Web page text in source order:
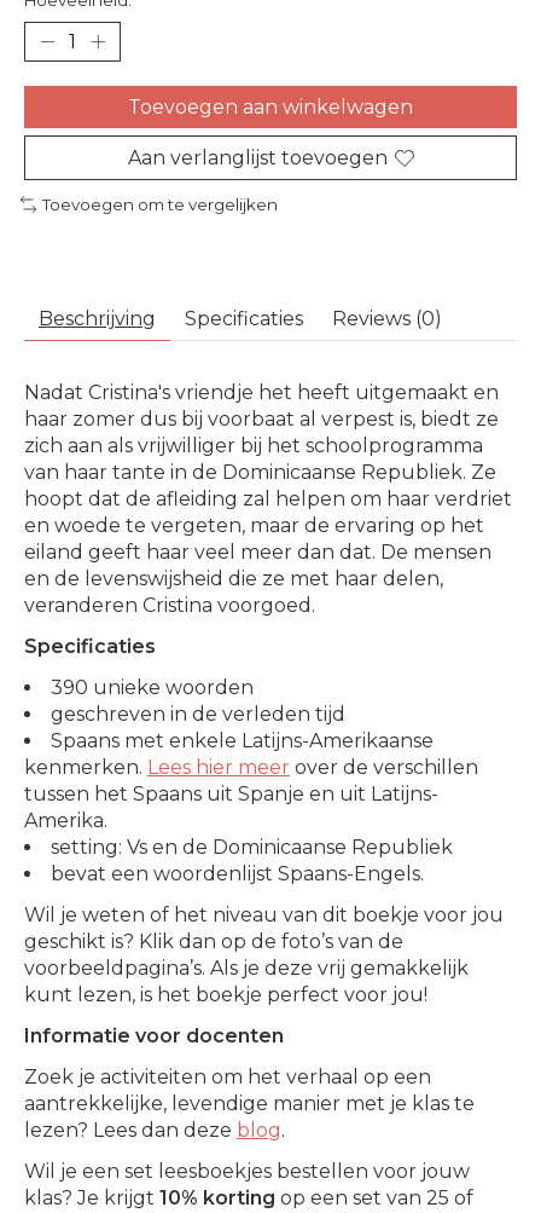
Toevoegen aan winkelwagen
Aan verlanglijst toevoegen
Toevoegen om te vergelijken
Beschrijving Specificaties Reviews (0)
Nadat Cristina's vriendje het heeft uitgemaakt en
haar zomer dus bij voorbaat al verpest is, biedt ze
zich aan als vrijwilliger bij het schoolprogramma
van haar tante in de Dominicaanse Republiek. Ze
hoopt dat de afleiding zal helpen om haar verdriet
en woede te vergeten, maar de ervaring op het
eiland geeft haar veel meer dan dat. De mensen
en de levenswijsheid die ze met haar delen,
veranderen Cristina voorgoed.
Specificaties
390 unieke woorden
geschreven in de verleden tijd
Spaans met enkele Latijns-Amerikaanse
kenmerken. Lees hier meer over de verschillen
tussen het Spaans uit Spanje en uit Latijns-
Amerika.
setting: Vs en de Dominicaanse Republiek
bevat een woordenlijst Spaans-Engels.
Wil je weten of het niveau van dit boekje voor jou
geschikt is? Klik dan op de foto’s van de
voorbeeldpagina’s. Als je deze vrij gemakkelijk
kunt lezen, is het boekje perfect voor jou!
Informatie voor docenten
Zoek je activiteiten om het verhaal op een
aantrekkelijke, levendige manier met je klas te
lezen? Lees dan deze blog.
Wil je een set leesboekjes bestellen voor jouw
klas? Je krijgt 10% korting op een set van 25 of